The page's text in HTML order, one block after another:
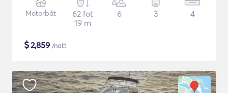
Motorbåt
62 fot
19 m
6 3 4
$2,859 /natt